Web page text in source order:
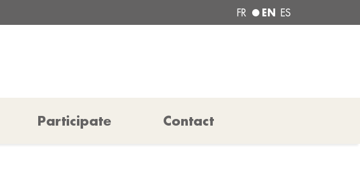
FR EN ES
Participate Contact